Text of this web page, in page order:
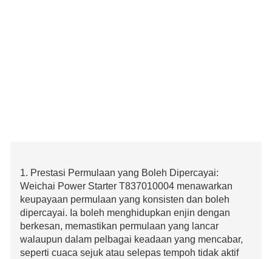
1. Prestasi Permulaan yang Boleh Dipercayai:
Weichai Power Starter T837010004 menawarkan
keupayaan permulaan yang konsisten dan boleh
dipercayai. Ia boleh menghidupkan enjin dengan
berkesan, memastikan permulaan yang lancar
walaupun dalam pelbagai keadaan yang mencabar,
seperti cuaca sejuk atau selepas tempoh tidak aktif